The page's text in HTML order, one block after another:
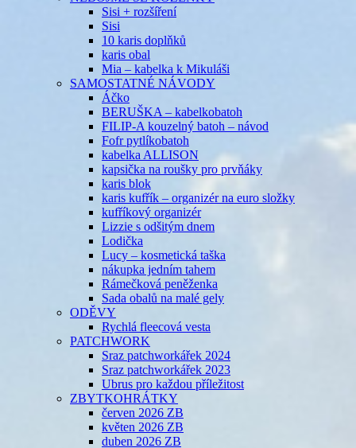
Sisi + rozšíření
Sisi
10 karis doplňků
karis obal
Mia – kabelka k Mikuláši
SAMOSTATNÉ NÁVODY
Áčko
BERUŠKA – kabelkobatoh
FILIP-A kouzelný batoh – návod
Fofr pytlíkobatoh
kabelka ALLISON
kapsička na roušky pro prvňáky
karis blok
karis kufřík – organizér na euro složky
kufříkový organizér
Lizzie s odšitým dnem
Lodička
Lucy – kosmetická taška
nákupka jedním tahem
Rámečková peněženka
Sada obalů na malé gely
ODĚVY
Rychlá fleecová vesta
PATCHWORK
Sraz patchworkářek 2024
Sraz patchworkářek 2023
Ubrus pro každou příležitost
ZBYTKOHRÁTKY
červen 2026 ZB
květen 2026 ZB
duben 2026 ZB